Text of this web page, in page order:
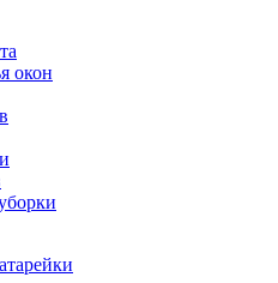
окон